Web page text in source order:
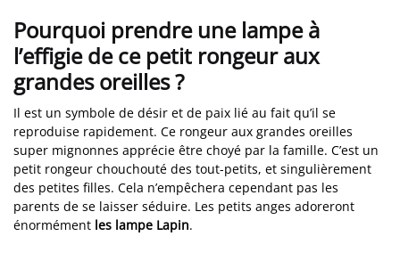
Pourquoi prendre une lampe à
l’effigie de ce petit rongeur aux
grandes oreilles ?
Il est un symbole de désir et de paix lié au fait qu’il se
reproduise rapidement. Ce rongeur aux grandes oreilles
super mignonnes apprécie être choyé par la famille. C’est un
petit rongeur chouchouté des tout-petits, et singulièrement
des petites filles. Cela n’empêchera cependant pas les
parents de se laisser séduire. Les petits anges adoreront
énormément les lampe Lapin.